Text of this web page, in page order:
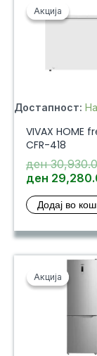
Акција
Акција
Достапност:
VIVAX HOME
CFR-418
ден
ден
Додај во
Акција
Акција